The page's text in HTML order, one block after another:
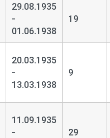
29.08.1935
-
01.06.1938
19
20.03.1935
-
13.03.1938
9
11.09.1935
-
29